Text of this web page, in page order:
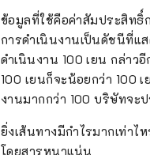
ข้อมูลที่ใช้คือค่าสัมประสิทธิ์
การดำเนินงานเป็นดัชนีที่แ
ดำเนินงาน 100 เยน กล่าว
100 เยนก็จะน้อยกว่า 100
งานมากกว่า 100 บริษัทจะ
ยิ่งเส้นทางมีกำไรมากเท่า
โดยสารหนาแน่น